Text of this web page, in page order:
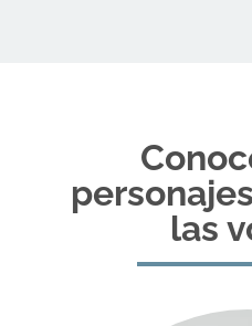
las